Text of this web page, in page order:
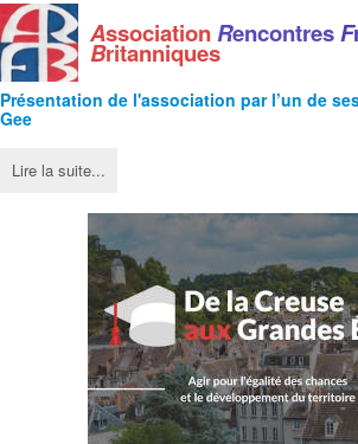
AssociationRencontresF
Britanniques
Présentation de l'association par l’un de
Gee
Lire la suite...